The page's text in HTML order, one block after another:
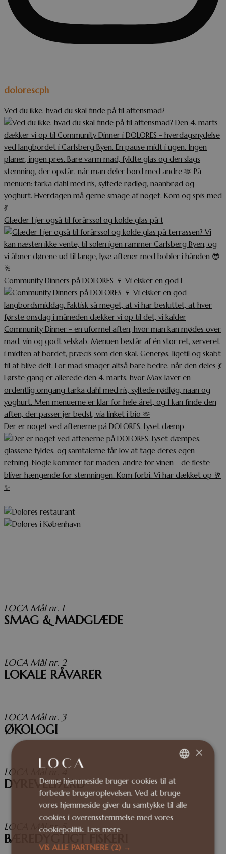
dolorescph
Ved du ikke, hvad du skal finde på til aftensmad?
Glæder I jer også til forårssol og kolde glas på t
Community Dinners på DOLORES 🍷 Vi elsker en god l
Der er noget ved aftenerne på DOLORES. Lyset dæmp
LOCA Mål nr. 1
SMAG & MADGLÆDE
LOCA Mål nr. 2
LOKALE RÅVARER
LOCA Mål nr. 3
ØKOLOGI
LOCA Mål nr. 4
DYREVELFÆRD
LOCA Mål nr. 5
BÆREDYGTIGT FISKERI
DANISH
ENGLISH
×
Denne hjemmeside bruger cookies til at
forbedre brugeroplevelsen. Ved at bruge
vores hjemmeside giver du samtykke til alle
cookies i overensstemmelse med vores
cookiepolitik. Læs mere
VIS ALLE PARTNERE (2) →